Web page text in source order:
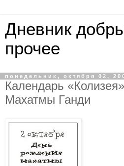
Дневник
прочее
понедельник, октября 02,
Календарь
Махатмы Ганди